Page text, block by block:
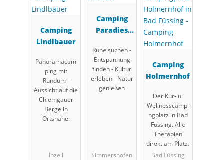
Camping
Lindlbauer
Panoramacam
ping mit
Rundum -
Aussicht auf die
Chiemgauer
Berge in
Ortsnähe.
Inzell
Camping
Paradies
Ruhe suchen -
Entspannung
finden - Kultur
erleben - Natur
genießen
Simmershofen
Camping
Holmernhof
Der Kur- u.
Wellnesscampi
ngplatz in Bad
Füssing. Alle
Therapien
direkt am Platz.
Bad Füssing